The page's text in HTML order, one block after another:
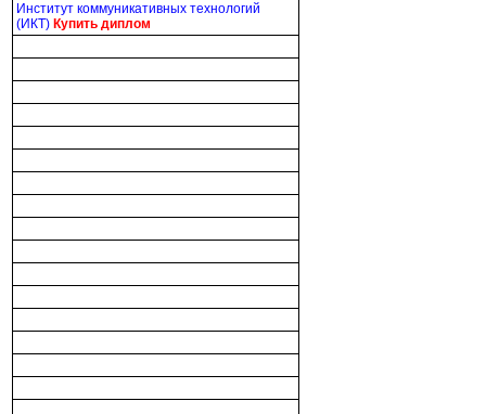
Институт коммуникативных технологий
(ИКТ) Купить диплом